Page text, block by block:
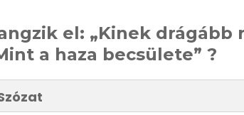
el: „Kinek drágább
a haza becsülete” ?